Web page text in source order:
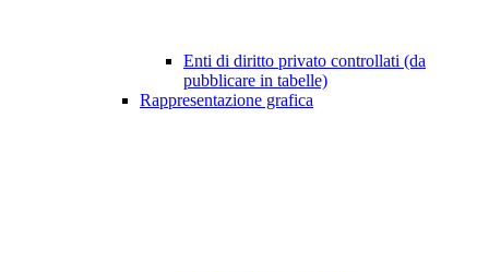
Enti di diritto privato controllati (da
pubblicare in tabelle)
Rappresentazione grafica